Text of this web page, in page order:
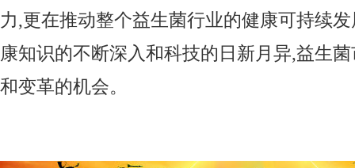
力,更在推动整个益生菌行业的健康可持续
康知识的不断深入和科技的日新月异,益生
和变革的机会。